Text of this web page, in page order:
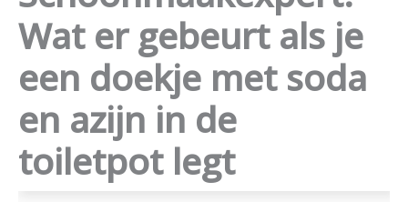
Wat er gebeurt als je
een doekje met soda
en azijn in de
toiletpot legt